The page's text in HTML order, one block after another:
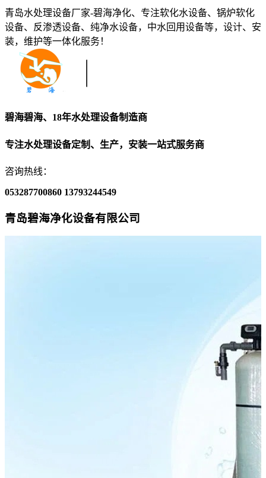
青岛水处理设备厂家-碧海净化、专注软化水设备、锅炉软化
设备、反渗透设备、纯净水设备，中水回用设备等，设计、安
装，维护等一体化服务！
碧海碧海、18年水处理设备制造商
专注水处理设备定制、生产，安装一站式服务商
咨询热线：
053287700860 13793244549
青岛碧海净化设备有限公司